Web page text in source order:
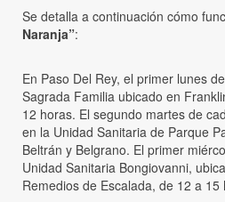
Se detalla a continuación cómo
Naranja”:
En Paso Del Rey, el primer lunes
Sagrada Familia ubicado en
12 horas. El segundo martes de
en la Unidad Sanitaria de Parque
Beltrán y Belgrano. El primer
Unidad Sanitaria Bongiovanni,
Remedios de Escalada, de 12 a 15